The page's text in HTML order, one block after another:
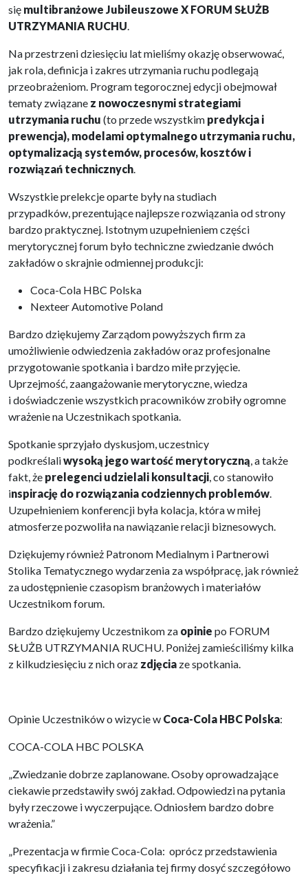
się multibranżowe Jubileuszowe X FORUM SŁUŻB
UTRZYMANIA RUCHU.
Na przestrzeni dziesięciu lat mieliśmy okazję obserwować,
jak rola, definicja i zakres utrzymania ruchu podlegają
przeobrażeniom. Program tegorocznej edycji obejmował
tematy związane z nowoczesnymi strategiami
utrzymania ruchu (to przede wszystkim predykcja i
prewencja), modelami optymalnego utrzymania ruchu,
optymalizacją systemów, procesów, kosztów i
rozwiązań technicznych.
Wszystkie prelekcje oparte były na studiach
przypadków, prezentujące najlepsze rozwiązania od strony
bardzo praktycznej. Istotnym uzupełnieniem części
merytorycznej forum było techniczne zwiedzanie dwóch
zakładów o skrajnie odmiennej produkcji:
Coca-Cola HBC Polska
Nexteer Automotive Poland
Bardzo dziękujemy Zarządom powyższych firm za
umożliwienie odwiedzenia zakładów oraz profesjonalne
przygotowanie spotkania i bardzo miłe przyjęcie.
Uprzejmość, zaangażowanie merytoryczne, wiedza
i doświadczenie wszystkich pracowników zrobiły ogromne
wrażenie na Uczestnikach spotkania.
Spotkanie sprzyjało dyskusjom, uczestnicy
podkreślaliwysoką jego wartość merytoryczną, a także
fakt, że prelegenci udzielali konsultacji, co stanowiło
inspirację do rozwiązania codziennych problemów.
Uzupełnieniem konferencji była kolacja, która w miłej
atmosferze pozwoliła na nawiązanie relacji biznesowych.
Dziękujemy również Patronom Medialnym i Partnerowi
Stolika Tematycznego wydarzenia za współpracę, jak również
za udostępnienie czasopism branżowych i materiałów
Uczestnikom forum.
Bardzo dziękujemy Uczestnikom za opinie po FORUM
SŁUŻB UTRZYMANIA RUCHU. Poniżej zamieściliśmy kilka
z kilkudziesięciu z nich oraz zdjęcia ze spotkania.
Opinie Uczestników o wizycie w Coca-Cola HBC Polska:
COCA-COLA HBC POLSKA
„Zwiedzanie dobrze zaplanowane. Osoby oprowadzające
ciekawie przedstawiły swój zakład. Odpowiedzi na pytania
były rzeczowe i wyczerpujące. Odniosłem bardzo dobre
wrażenia.”
„Prezentacja w firmie Coca-Cola: oprócz przedstawienia
specyfikacji i zakresu działania tej firmy dosyć szczegółowo